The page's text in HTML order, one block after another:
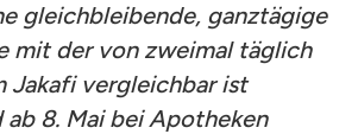
gleichbleibende, ganztägige
mit der von zweimal täglich
Jakafi vergleichbar ist
ab 8. Mai bei Apotheken